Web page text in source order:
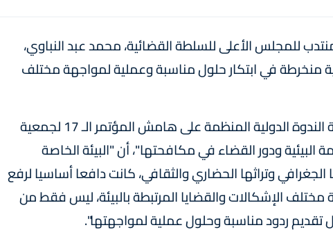
للمجلس الأعلى للسلطة القضائية، محمد عبد النباوي،
منخرطة في ابتكار حلول مناسبة وعملية لمواجهة مختلف
وأوضح السيد عبد النباوي، في كلمة بمناسبة الندوة الدولية المنظمة على هامش المؤتمر الـ 17 لجمعية
ودور القضاء في مكافحتها"، أن "البيئة الخاصة
وتراثها الحضاري والثقافي، كانت دافعا أساسيا لرفع
الإشكالات والقضايا المرتبطة بالبيئة، ليس فقط من
ردود مناسبة وحلول عملية لمواجهتها".